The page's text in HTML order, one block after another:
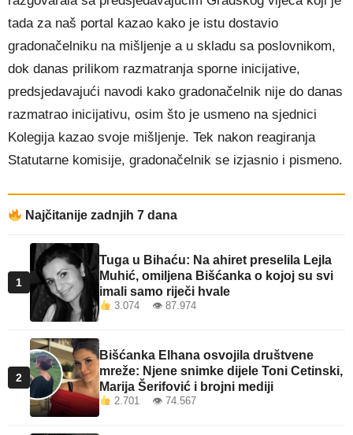
tada za naš portal kazao kako je istu dostavio
gradonačelniku na mišljenje a u skladu sa poslovnikom,
dok danas prilikom razmatranja sporne inicijative,
predsjedavajući navodi kako gradonačelnik nije do danas
razmatrao inicijativu, osim što je usmeno na sjednici
Kolegija kazao svoje mišljenje. Tek nakon reagiranja
Statutarne komisije, gradonačelnik se izjasnio i pismeno.
Najčitanije zadnjih 7 dana
1
Tuga u Bihaću: Na ahiret preselila Lejla
Muhić, omiljena Bišćanka o kojoj su svi
imali samo riječi hvale
3.074 👁 87.974
2
Bišćanka Elhana osvojila društvene
mreže: Njene snimke dijele Toni Cetinski,
Marija Šerifović i brojni mediji
2.701 👁 74.567